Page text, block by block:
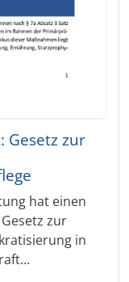
Gesetz zur
hat einen
zur
in